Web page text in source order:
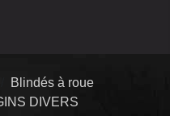
Blindés à roue
DIVERS